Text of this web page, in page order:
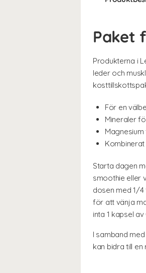
Paket
Produkterna i
leder och
För en
Mineraler
Starta dagen
smoothie eller
dosen med 1/
för att vänja
inta 1 kapsel
I samband
kan bidra till